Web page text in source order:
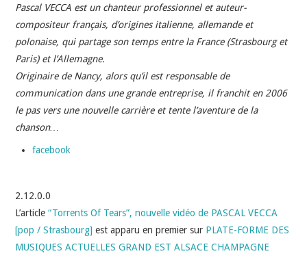
INDÉPENDANTS
DOKO
Pascal VECCA est un chanteur professionnel et auteur-
compositeur français, d’origines italienne, allemande et
polonaise, qui partage son temps entre la France (Strasbourg et
Paris) et l’Allemagne.
Originaire de Nancy, alors qu’il est responsable de
communication dans une grande entreprise, il franchit en 2006
le pas vers une nouvelle carrière et tente l’aventure de la
chanson…
facebook
2.12.0.0
L’article“Torrents Of Tears”, nouvelle vidéo de PASCAL VECCA
[pop / Strasbourg] est apparu en premier sur PLATE-FORME DES
MUSIQUES ACTUELLES GRAND EST ALSACE CHAMPAGNE